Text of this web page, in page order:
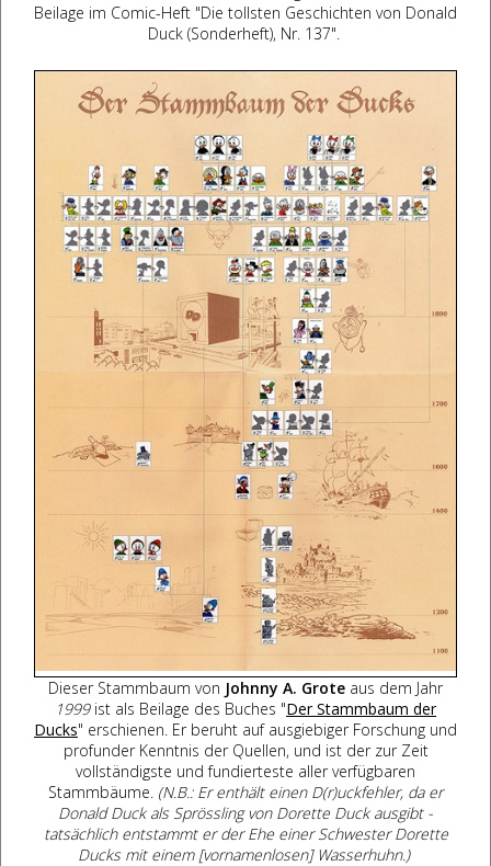
Beilage im Comic-Heft "Die tollsten Geschichten von Donald
Duck (Sonderheft), Nr. 137".
Dieser Stammbaum von Johnny A. Grote aus dem Jahr
1999ist als Beilage des Buches "Der Stammbaum der
Ducks" erschienen. Er beruht auf ausgiebiger Forschung und
profunder Kenntnis der Quellen, und ist der zur Zeit
vollständigste und fundierteste aller verfügbaren
Stammbäume. (N.B.: Er enthält einen D(r)uckfehler, da er
Donald Duck als Sprössling von Dorette Duck ausgibt -
tatsächlich entstammt er der Ehe einer Schwester Dorette
Ducks mit einem [vornamenlosen] Wasserhuhn.)